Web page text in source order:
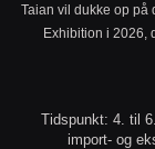
Taian vil dukke op på
Exhibition i 2026,
Tidspunkt: 4. til
import- og